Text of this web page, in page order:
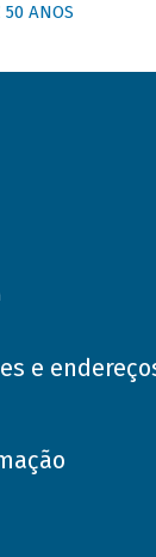
50 ANOS
e